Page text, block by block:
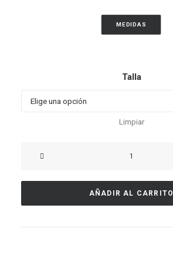
MEDIDAS
Talla
Limpiar
cantidad
AÑADIR AL CARRITO